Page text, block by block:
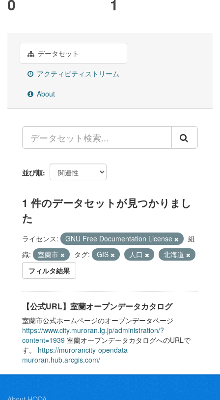
0 1
データセット
アクティビティストリーム
About
並び順
1 件のデータセットが見つかりまし
た
ライセンス: GNU Free Documentation License
組
織:
室蘭市 タグ: GIS 人口
北海道
フィルタ結果
【公式URL】室蘭オープンデータカタログ
室蘭市公式ホームページのオープンデータページ
https://www.city.muroran.lg.jp/administration/?
content=1939 室蘭オープンデータカタログへのURLで
す。 https://murorancity-opendata-
muroran.hub.arcgis.com/